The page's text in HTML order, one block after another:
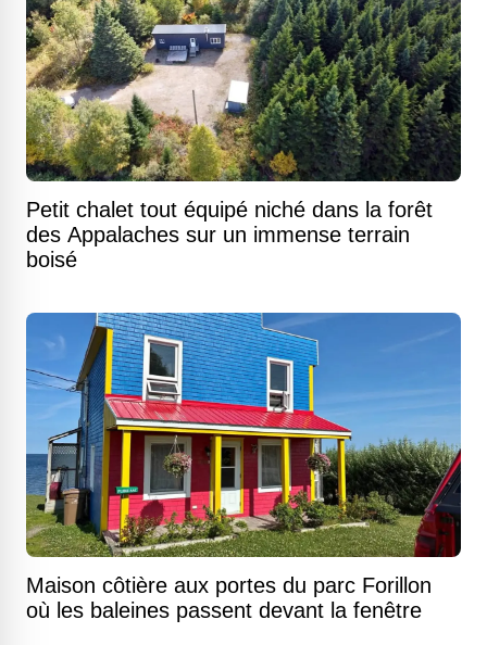
Petit chalet tout équipé niché dans la forêt
des Appalaches sur un immense terrain
boisé
Maison côtière aux portes du parc Forillon
où les baleines passent devant la fenêtre